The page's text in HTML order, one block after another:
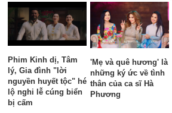
Phim Kinh dị, Tâm
lý, Gia đình "lời
nguyền huyết tộc" hé
lộ nghi lễ cúng biển
bị cấm
'Mẹ và quê hương' là
những ký ức về tình
thân của ca sĩ Hà
Phương